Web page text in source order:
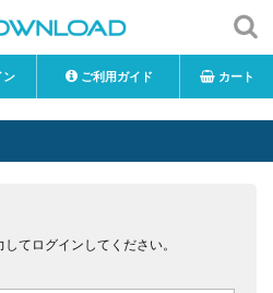
ン ご利用ガイド カート
てログインしてください。